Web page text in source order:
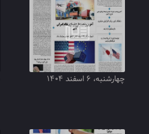
چهارشنبه، ۶ اسفند ۱۴۰۴